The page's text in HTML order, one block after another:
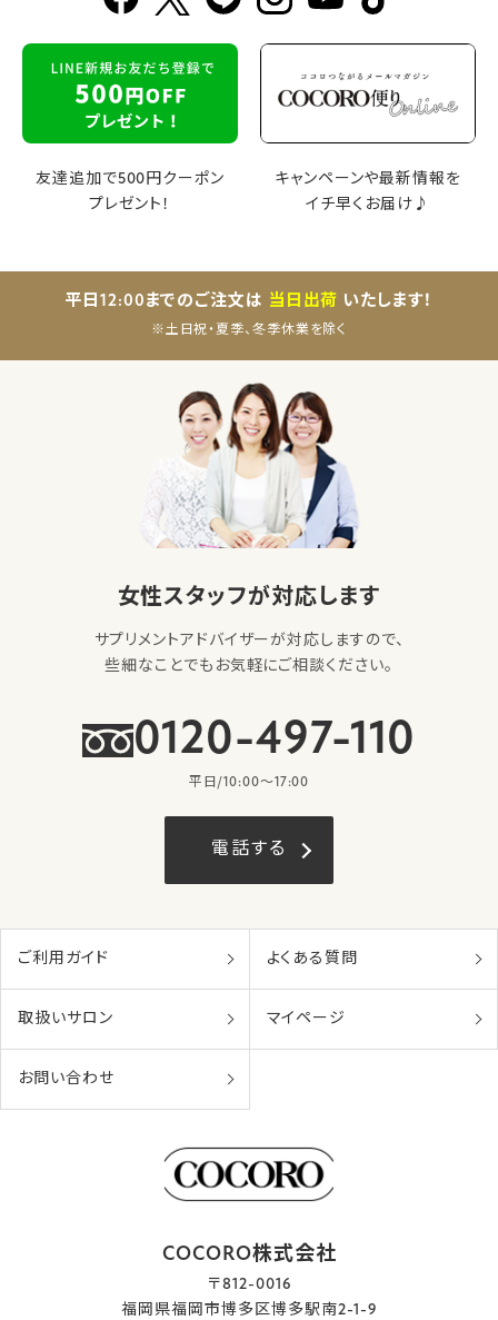
友達追加で500円クーポン
プレゼント！
キャンペーンや最新情報を
イチ早くお届け♪
平日12:00までのご注文は 当日出荷 いたします！
※土日祝・夏季、冬季休業を除く
女性スタッフが対応します
サプリメントアドバイザーが対応しますので、
些細なことでもお気軽にご相談ください。
0120-497-110
平日/10:00〜17:00
電話する
ご利用ガイド よくある質問
取扱いサロン マイページ
お問い合わせ
COCORO株式会社
〒812-0016
福岡県福岡市博多区博多駅南2-1-9